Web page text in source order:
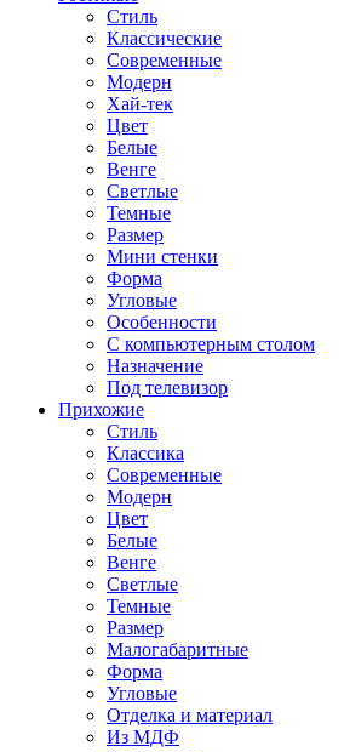
Стиль
Классические
Современные
Модерн
Хай-тек
Цвет
Белые
Венге
Светлые
Темные
Размер
Мини стенки
Форма
Угловые
Особенности
С компьютерным столом
Назначение
Под телевизор
Прихожие
Стиль
Классика
Современные
Модерн
Цвет
Белые
Венге
Светлые
Темные
Размер
Малогабаритные
Форма
Угловые
Отделка и материал
Из МДФ